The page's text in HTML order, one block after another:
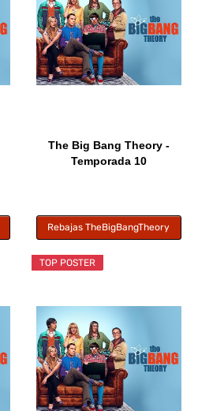
The Big Bang Theory -
Temporada 10
Rebajas TheBigBangTheory
TOP POSTER